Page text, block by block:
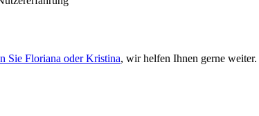
Sie Floriana oder Kristina, wir helfen Ihnen gerne weiter.